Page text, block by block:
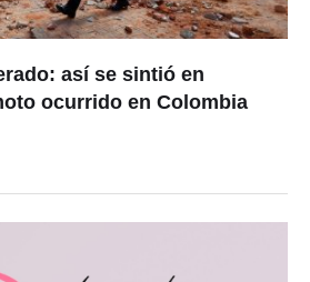
así se sintió en
ocurrido en Colombia